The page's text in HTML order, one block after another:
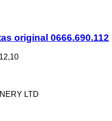
original 0666.690.112
LTD